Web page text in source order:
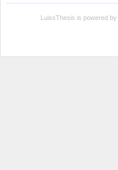
LuissThesis is powered by